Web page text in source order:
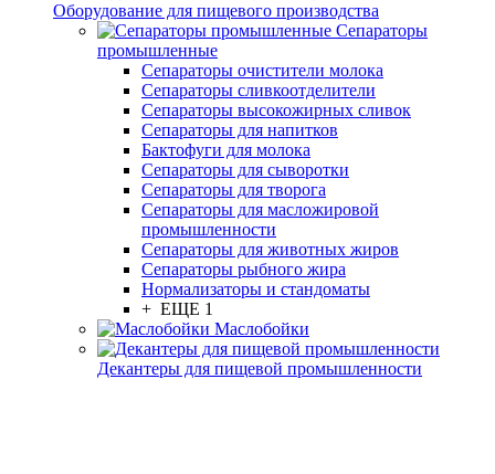
Оборудование для пищевого производства
Сепараторы
промышленные
Сепараторы очистители молока
Сепараторы сливкоотделители
Сепараторы высокожирных сливок
Сепараторы для напитков
Бактофуги для молока
Сепараторы для сыворотки
Сепараторы для творога
Сепараторы для масложировой
промышленности
Сепараторы для животных жиров
Сепараторы рыбного жира
Нормализаторы и стандоматы
+ ЕЩЕ 1
Маслобойки
Декантеры для пищевой промышленности